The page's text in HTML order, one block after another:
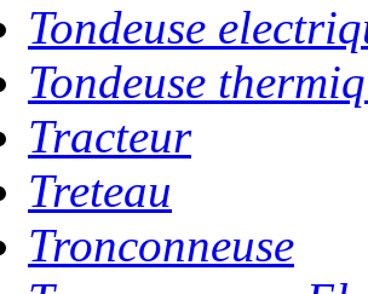
Tondeuse
Tondeuse
Tracteur
Treteau
Tronconneuse